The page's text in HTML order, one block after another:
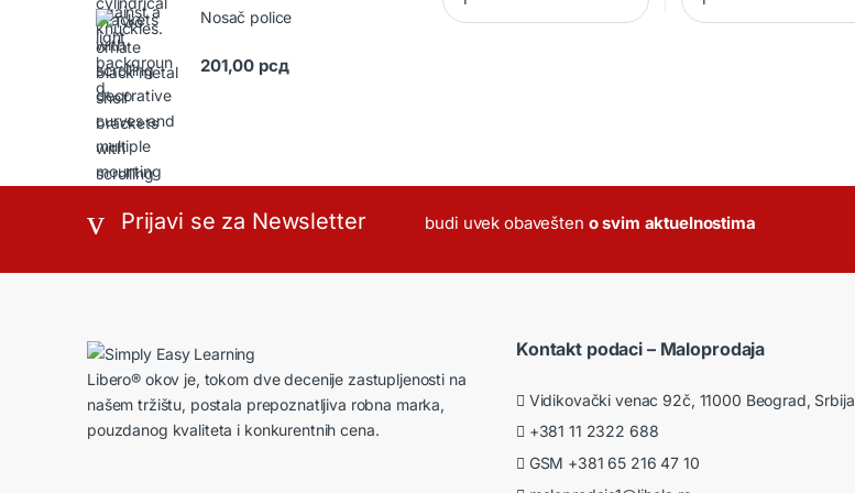
Nosač police
201,00 рсд
Prijavi se za Newsletter budi uvek obavešten o svim aktuelnostima
Libero® okov je, tokom dve decenije zastupljenosti na
našem tržištu, postala prepoznatljiva robna marka,
pouzdanog kvaliteta i konkurentnih cena.
Kontakt podaci – Maloprodaja
Vidikovački venac 92č, 11000 Beograd, Srbija
+381 11 2322 688
GSM +381 65 216 47 10